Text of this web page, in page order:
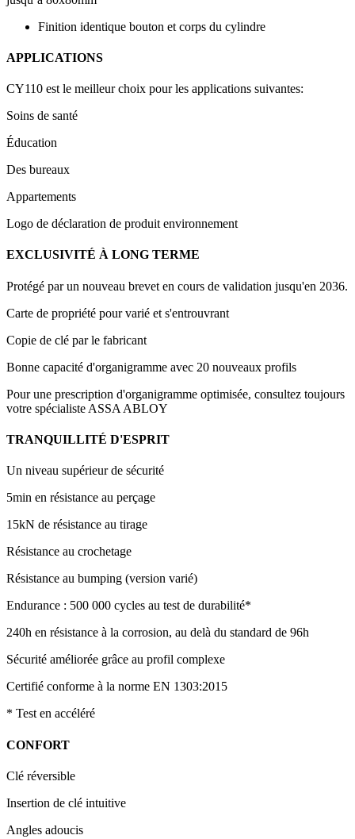
Finition identique bouton et corps du cylindre
APPLICATIONS
CY110 est le meilleur choix pour les applications suivantes:
Soins de santé
Éducation
Des bureaux
Appartements
Logo de déclaration de produit environnement
EXCLUSIVITÉ À LONG TERME
Protégé par un nouveau brevet en cours de validation jusqu'en 2036.
Carte de propriété pour varié et s'entrouvrant
Copie de clé par le fabricant
Bonne capacité d'organigramme avec 20 nouveaux profils
Pour une prescription d'organigramme optimisée, consultez toujours
votre spécialiste ASSA ABLOY
TRANQUILLITÉ D'ESPRIT
Un niveau supérieur de sécurité
5min en résistance au perçage
15kN de résistance au tirage
Résistance au crochetage
Résistance au bumping (version varié)
Endurance : 500 000 cycles au test de durabilité*
240h en résistance à la corrosion, au delà du standard de 96h
Sécurité améliorée grâce au profil complexe
Certifié conforme à la norme EN 1303:2015
* Test en accéléré
CONFORT
Clé réversible
Insertion de clé intuitive
Angles adoucis